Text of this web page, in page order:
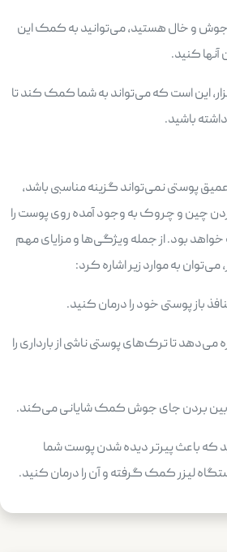
جوش و خال هستید، می‌توانید به کمک این
آنها کنید.
این است که می‌تواند به شما کمک کند تا
باشید.
پوستی نمی‌تواند گزینه مناسبی باشد،
چین و چروک به وجود آمده روی پوست را
خواهد بود. از جمله ویژگی‌ها و مزایای مهم
می‌توان به موارد زیر اشاره کرد:
می‌دهد تا ترک‌های پوستی ناشی از بارداری را
که باعث پیرتر دیده‌ شدن پوست شما
لیزر کمک گرفته و آن را درمان کنید.